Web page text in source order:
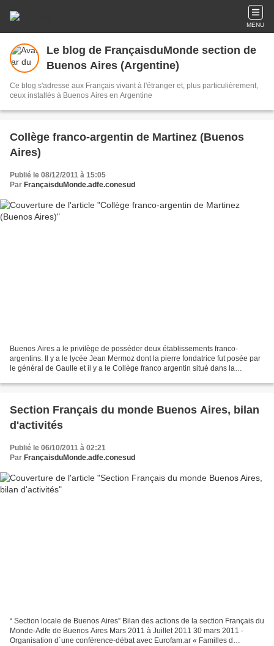
MENU
Le blog de FrançaisduMonde section de
Buenos Aires (Argentine)
Ce blog s'adresse aux Français vivant à l'étranger et, plus particulièrement,
ceux installés à Buenos Aires en Argentine
Collège franco-argentin de Martinez (Buenos
Aires)
Publié le 08/12/2011 à 15:05
Par FrançaisduMonde.adfe.conesud
Buenos Aires a le privilège de posséder deux établissements franco-
argentins. Il y a le lycée Jean Mermoz dont la pierre fondatrice fut posée par
le général de Gaulle et il y a le Collège franco argentin situé dans la
Section Français du monde Buenos Aires, bilan
d'activités
Publié le 06/10/2011 à 02:21
Par FrançaisduMonde.adfe.conesud
“ Section locale de Buenos Aires” Bilan des actions de la section Français du
Monde-Adfe de Buenos Aires Mars 2011 à Juillet 2011 30 mars 2011 -
Organisation d´une conférence-débat avec Eurofam.ar « Familles d